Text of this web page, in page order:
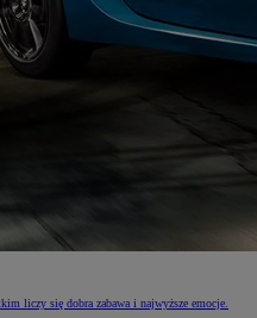
liczy się dobra zabawa i najwyższe emocje.